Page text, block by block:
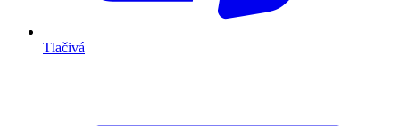
Tlačivá